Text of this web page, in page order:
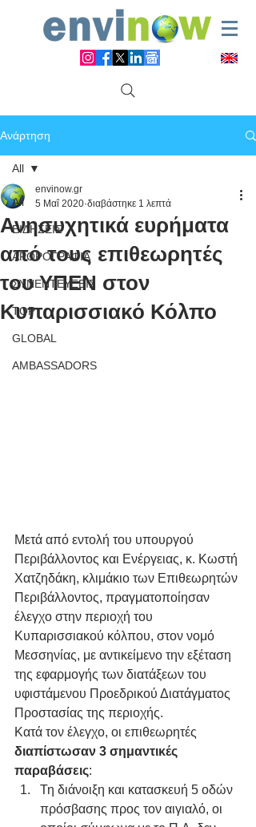
Ανάρτηση
All
ΕΙΔΗΣΕΙΣ
ΑΡΘΡΟΓΡΑΦΙΑ
ΣΥΝΕΝΤΕΥΞΕΙΣ
TOP
GLOBAL
AMBASSADORS
All
Ανησυχητικά ευρήματα
από τους επιθεωρητές
του ΥΠΕΝ στον
Κυπαρισσιακό Κόλπο
envinow.gr
5 Μαΐ 2020 διαβάστηκε 1 λεπτά
Μετά από εντολή του υπουργού
Περιβάλλοντος και Ενέργειας, κ. Κωστή
Χατζηδάκη, κλιμάκιο των Επιθεωρητών
Περιβάλλοντος, πραγματοποίησαν
έλεγχο στην περιοχή του
Κυπαρισσιακού κόλπου, στον νομό
Μεσσηνίας, με αντικείμενο την εξέταση
της εφαρμογής των διατάξεων του
υφιστάμενου Προεδρικού Διατάγματος
Προστασίας της περιοχής.
Κατά τον έλεγχο, οι επιθεωρητές
διαπίστωσαν 3 σημαντικές
παραβάσεις:
Τη διάνοιξη και κατασκευή 5 οδών
πρόσβασης προς τον αιγιαλό, οι